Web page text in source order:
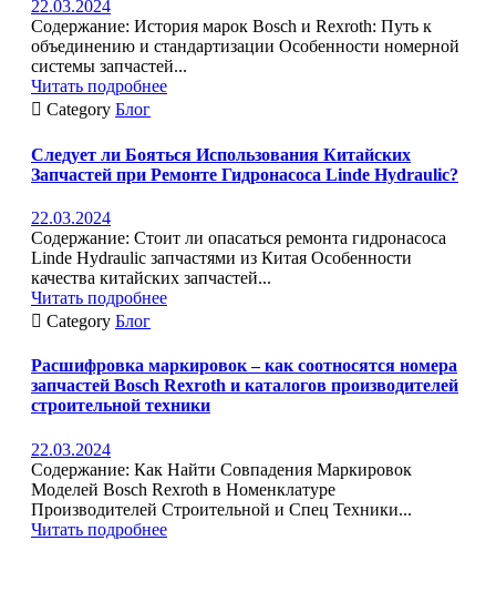
22.03.2024
Содержание: История марок Bosch и Rexroth: Путь к
объединению и стандартизации Особенности номерной
системы запчастей...
Читать подробнее
 Category Блог
Следует ли Бояться Использования Китайских
Запчастей при Ремонте Гидронасоса Linde Hydraulic?
22.03.2024
Содержание: Стоит ли опасаться ремонта гидронасоса
Linde Hydraulic запчастями из Китая Особенности
качества китайских запчастей...
Читать подробнее
 Category Блог
Расшифровка маркировок – как соотносятся номера
запчастей Bosch Rexroth и каталогов производителей
строительной техники
22.03.2024
Содержание: Как Найти Совпадения Маркировок
Моделей Bosch Rexroth в Номенклатуре
Производителей Строительной и Спец Техники...
Читать подробнее